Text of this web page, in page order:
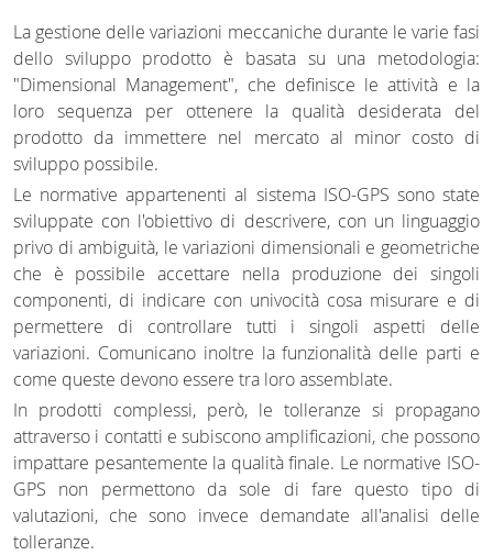
La gestione delle variazioni meccaniche durante le varie fasi
dello sviluppo prodotto è basata su una metodologia:
"Dimensional Management", che definisce le attività e la
loro sequenza per ottenere la qualità desiderata del
prodotto da immettere nel mercato al minor costo di
sviluppo possibile.
Le normative appartenenti al sistema ISO-GPS sono state
sviluppate con l'obiettivo di descrivere, con un linguaggio
privo di ambiguità, le variazioni dimensionali e geometriche
che è possibile accettare nella produzione dei singoli
componenti, di indicare con univocità cosa misurare e di
permettere di controllare tutti i singoli aspetti delle
variazioni. Comunicano inoltre la funzionalità delle parti e
come queste devono essere tra loro assemblate.
In prodotti complessi, però, le tolleranze si propagano
attraverso i contatti e subiscono amplificazioni, che possono
impattare pesantemente la qualità finale. Le normative ISO-
GPS non permettono da sole di fare questo tipo di
valutazioni, che sono invece demandate all'analisi delle
tolleranze.